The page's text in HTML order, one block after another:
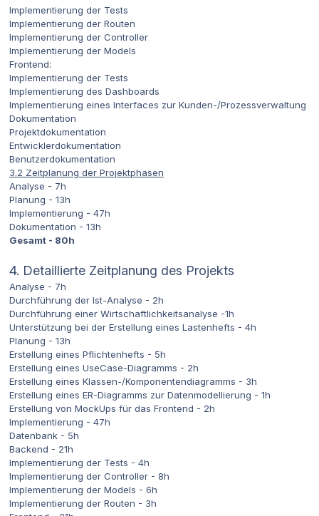
Implementierung der Tests
Implementierung der Routen
Implementierung der Controller
Implementierung der Models
Frontend:
Implementierung der Tests
Implementierung des Dashboards
Implementierung eines Interfaces zur Kunden-/Prozessverwaltung
Dokumentation
Projektdokumentation
Entwicklerdokumentation
Benutzerdokumentation
3.2 Zeitplanung der Projektphasen
Analyse - 7h
Planung - 13h
Implementierung - 47h
Dokumentation - 13h
Gesamt - 80h
4. Detaillierte Zeitplanung des Projekts
Analyse - 7h
Durchführung der Ist-Analyse - 2h
Durchführung einer Wirtschaftlichkeitsanalyse -1h
Unterstützung bei der Erstellung eines Lastenhefts - 4h
Planung - 13h
Erstellung eines Pflichtenhefts - 5h
Erstellung eines UseCase-Diagramms - 2h
Erstellung eines Klassen-/Komponentendiagramms - 3h
Erstellung eines ER-Diagramms zur Datenmodellierung - 1h
Erstellung von MockUps für das Frontend - 2h
Implementierung - 47h
Datenbank - 5h
Backend - 21h
Implementierung der Tests - 4h
Implementierung der Controller - 8h
Implementierung der Models - 6h
Implementierung der Routen - 3h